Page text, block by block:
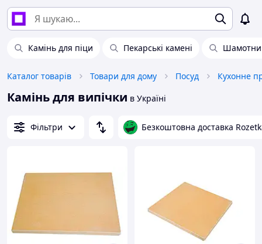
Камінь для піци Пекарські камені
Каталог товарів Товари для дому Посуд Кухонне
Камінь для випічки в Україні
Фільтри Безкоштовна доставка